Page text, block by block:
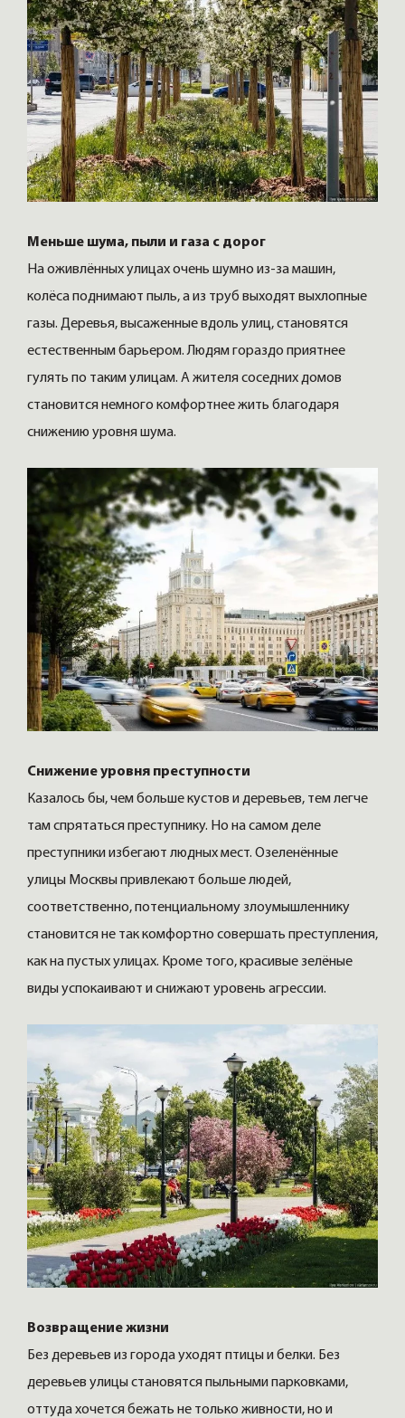
Меньше шума, пыли и газа с дорог
На оживлённых улицах очень шумно из-за машин,
колёса поднимают пыль, а из труб выходят выхлопные
газы. Деревья, высаженные вдоль улиц, становятся
естественным барьером. Людям гораздо приятнее
гулять по таким улицам. А жителя соседних домов
становится немного комфортнее жить благодаря
снижению уровня шума.
Снижение уровня преступности
Казалось бы, чем больше кустов и деревьев, тем легче
там спрятаться преступнику. Но на самом деле
преступники избегают людных мест. Озеленённые
улицы Москвы привлекают больше людей,
соответственно, потенциальному злоумышленнику
становится не так комфортно совершать преступления,
как на пустых улицах. Кроме того, красивые зелёные
виды успокаивают и снижают уровень агрессии.
Возвращение жизни
Без деревьев из города уходят птицы и белки. Без
деревьев улицы становятся пыльными парковками,
оттуда хочется бежать не только живности, но и